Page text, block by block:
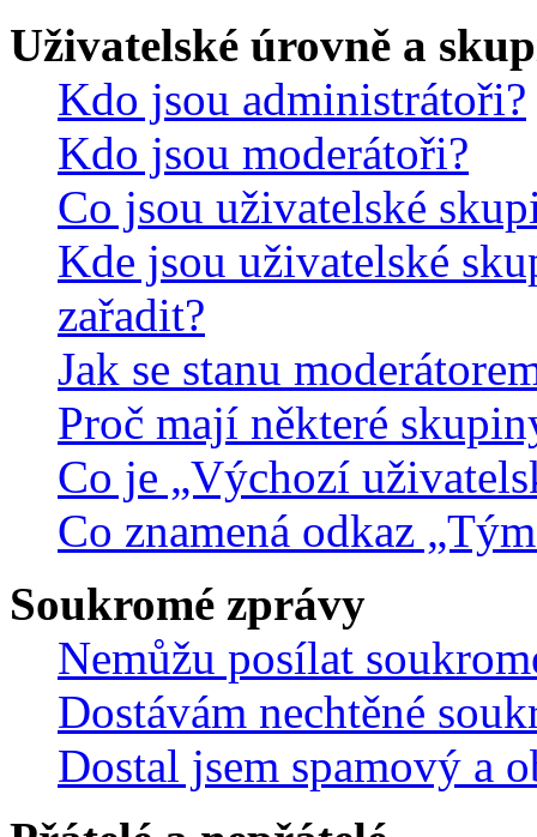
Uživatelské úrovně a
Kdo jsou administrátoři?
Kdo jsou moderátoři?
Co jsou uživatelské
Kde jsou uživatelské
zařadit?
Jak se stanu
Proč mají některé
Co je „Výchozí
Co znamená odkaz
Soukromé zprávy
Nemůžu posílat
Dostávám nechtěné
Dostal jsem spamový a